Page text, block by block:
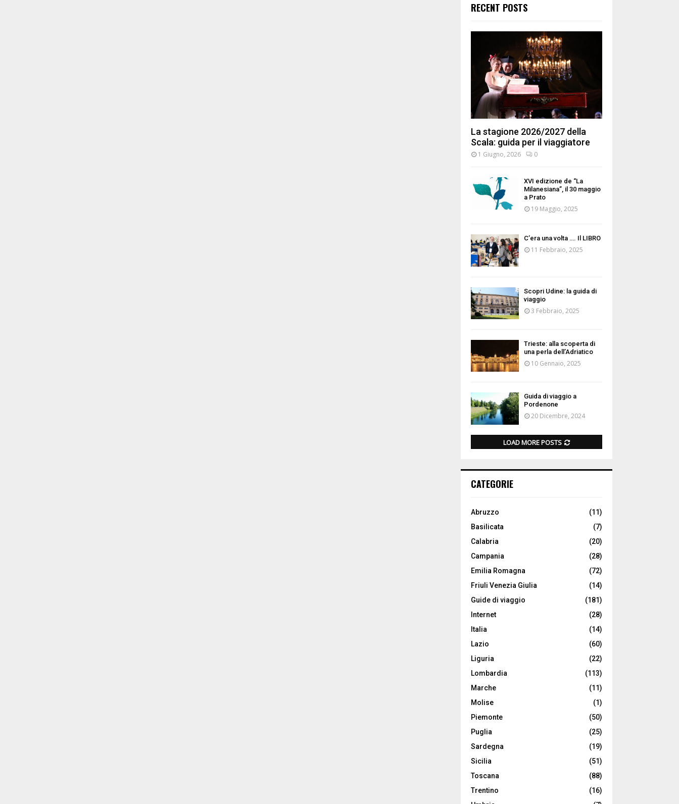
RECENT POSTS
La stagione 2026/2027 della
Scala: guida per il viaggiatore
1 Giugno, 2026 0
XVI edizione de “La
Milanesiana”, il 30 maggio
a Prato
19 Maggio, 2025
C’era una volta …. Il LIBRO
11 Febbraio, 2025
Scopri Udine: la guida di
viaggio
3 Febbraio, 2025
Trieste: alla scoperta di
una perla dell’Adriatico
10 Gennaio, 2025
Guida di viaggio a
Pordenone
20 Dicembre, 2024
LOAD MORE POSTS
CATEGORIE
Abruzzo
(11)
Basilicata
(7)
Calabria
(20)
Campania
(28)
Emilia Romagna
(72)
Friuli Venezia Giulia
(14)
Guide di viaggio
(181)
Internet
(28)
Italia
(14)
Lazio
(60)
Liguria
(22)
Lombardia
(113)
Marche
(11)
Molise
(1)
Piemonte
(50)
Puglia
(25)
Sardegna
(19)
Sicilia
(51)
Toscana
(88)
Trentino
(16)